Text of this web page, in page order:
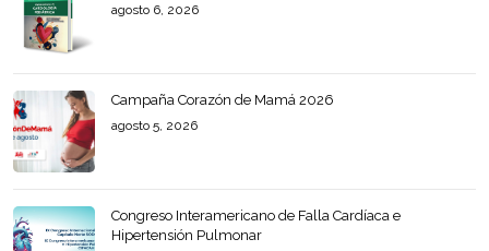
agosto 6, 2026
Campaña Corazón de Mamá 2026
agosto 5, 2026
Congreso Interamericano de Falla Cardíaca e
Hipertensión Pulmonar